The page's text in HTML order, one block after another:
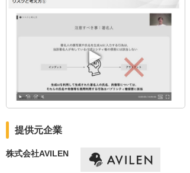
提供元企業
株式会社AVILEN